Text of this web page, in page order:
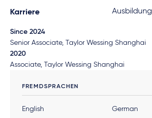
Karriere Ausbildung
Since 2024
Senior Associate, Taylor Wessing Shanghai
2020
Associate, Taylor Wessing Shanghai
FREMDSPRACHEN
English German